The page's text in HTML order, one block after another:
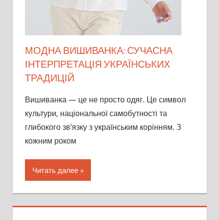
МОДНА ВИШИВАНКА: СУЧАСНА
ІНТЕРПРЕТАЦІЯ УКРАЇНСЬКИХ
ТРАДИЦІЙ
Вишиванка — це не просто одяг. Це символ
культури, національної самобутності та
глибокого зв’язку з українським корінням. З
кожним роком
Читать далее